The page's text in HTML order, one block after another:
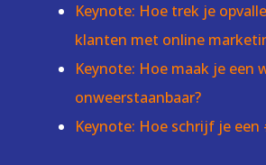
Keynote: Hoe trek je
klanten met online
Keynote: Hoe maak je een
onweerstaanbaar?
Keynote: Hoe schrijf je een